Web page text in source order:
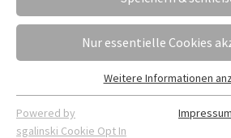
neue Perspektiven: Die
Ludwig-Erhard-Berufskolleg
ein voller Erfolg!
Nur essentielle Cookies
Essentielle Cookies werden für
Webseite benötigt. Dadurch ist
Weitere Informationen
Powered by
sgalinski Cookie Opt In
Impressum